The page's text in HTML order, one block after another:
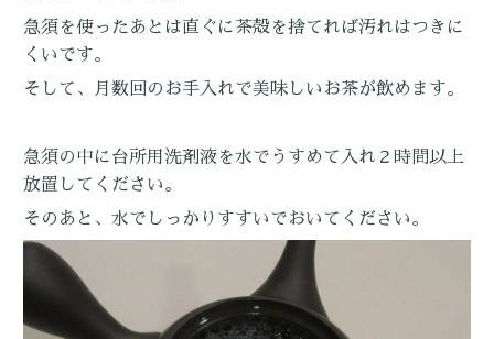
急須を使ったあとは直ぐに茶殻を捨てれば汚れはつきに
くいです。
そして、月数回のお手入れで美味しいお茶が飲めます。
急須の中に台所用洗剤液を水でうすめて入れ２時間以上
放置してください。
そのあと、水でしっかりすすいでおいてください。